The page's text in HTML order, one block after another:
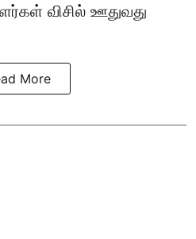
விசில் ஊதுவது
More